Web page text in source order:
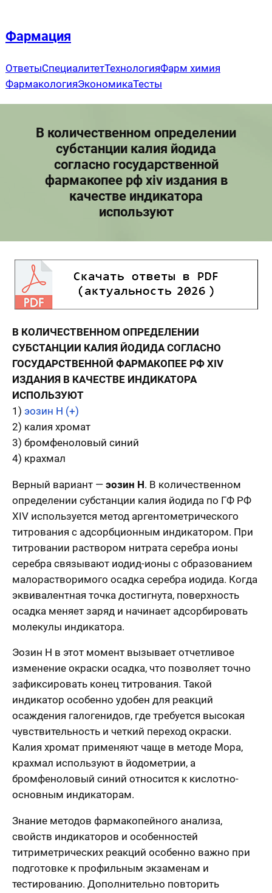
содержимому
Фармация
ОтветыСпециалитетТехнологияФарм химия
ФармакологияЭкономикаТесты
В количественном определении
субстанции калия йодида
согласно государственной
фармакопее рф xiv издания в
качестве индикатора
используют
В КОЛИЧЕСТВЕННОМ ОПРЕДЕЛЕНИИ
СУБСТАНЦИИ КАЛИЯ ЙОДИДА СОГЛАСНО
ГОСУДАРСТВЕННОЙ ФАРМАКОПЕЕ РФ XIV
ИЗДАНИЯ В КАЧЕСТВЕ ИНДИКАТОРА
ИСПОЛЬЗУЮТ
1) эозин H (+)
2) калия хромат
3) бромфеноловый синий
4) крахмал
Верный вариант — эозин H. В количественном
определении субстанции калия йодида по ГФ РФ
XIV используется метод аргентометрического
титрования с адсорбционным индикатором. При
титровании раствором нитрата серебра ионы
серебра связывают иодид-ионы с образованием
малорастворимого осадка серебра иодида. Когда
эквивалентная точка достигнута, поверхность
осадка меняет заряд и начинает адсорбировать
молекулы индикатора.
Эозин H в этот момент вызывает отчетливое
изменение окраски осадка, что позволяет точно
зафиксировать конец титрования. Такой
индикатор особенно удобен для реакций
осаждения галогенидов, где требуется высокая
чувствительность и четкий переход окраски.
Калия хромат применяют чаще в методе Мора,
крахмал используют в йодометрии, а
бромфеноловый синий относится к кислотно-
основным индикаторам.
Знание методов фармакопейного анализа,
свойств индикаторов и особенностей
титриметрических реакций особенно важно при
подготовке к профильным экзаменам и
тестированию. Дополнительно повторить